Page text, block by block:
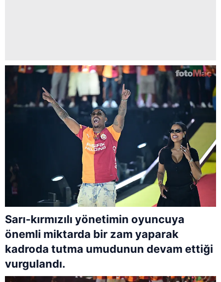
Sarı-kırmızılı yönetimin oyuncuya
önemli miktarda bir zam yaparak
kadroda tutma umudunun devam ettiği
vurgulandı.